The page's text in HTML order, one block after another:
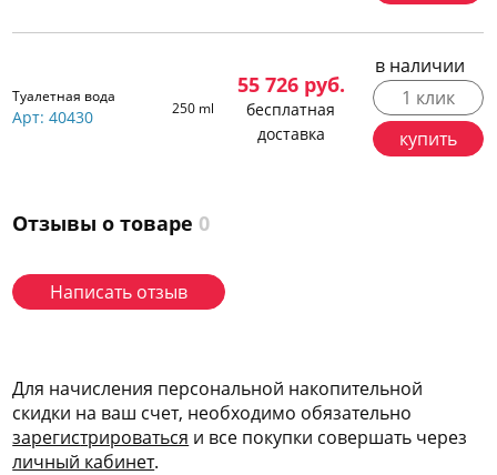
Туалетная вода
Арт: 40430 250 ml
55 726руб.
бесплатная
доставка
в наличии
1 клик
купить
Отзывы о товаре 0
Написать отзыв
Для начисления персональной накопительной
скидки на ваш счет, необходимо обязательно
зарегистрироваться и все покупки совершать через
личный кабинет.